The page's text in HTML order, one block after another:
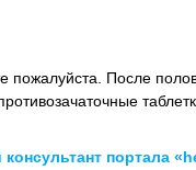
пожалуйста. После
портала